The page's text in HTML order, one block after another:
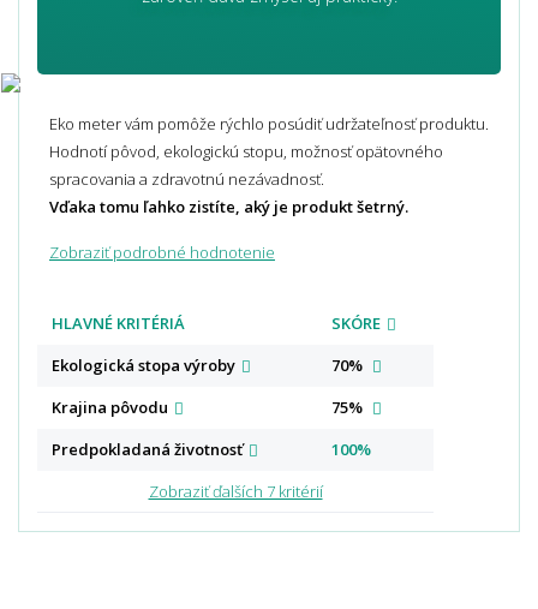
Eko meter vám pomôže rýchlo posúdiť udržateľnosť produktu.
Hodnotí pôvod, ekologickú stopu, možnosť opätovného
spracovania a zdravotnú nezávadnosť.
Vďaka tomu ľahko zistíte, aký je produkt šetrný.
Zobraziť podrobné hodnotenie
HLAVNÉ KRITÉRIÁ
SKÓRE
Ekologická stopa výroby
70%
Krajina pôvodu
75%
Predpokladaná životnosť
100%
Zobraziť ďalších 7 kritérií